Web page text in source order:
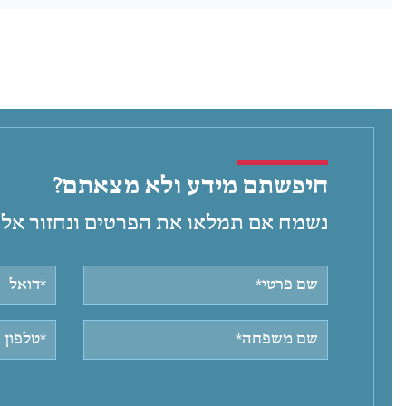
חיפשתם מידע ולא מצאתם?
נשמח אם תמלאו את הפרטים ונחזור